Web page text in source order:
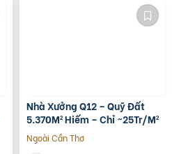
Nhà Xưởng Q12 – Quỹ Đất
5.370M² Hiếm – Chỉ ~25Tr/M²
Ngoài Cần Thơ